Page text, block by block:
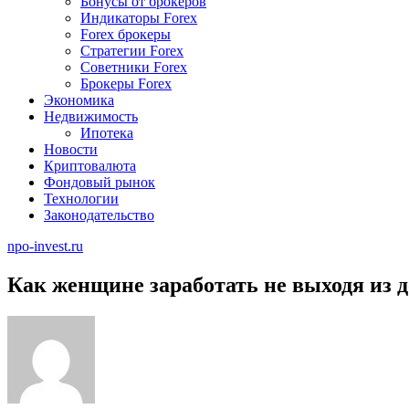
Индикаторы Forex
Forex брокеры
Стратегии Forex
Советники Forex
Брокеры Forex
Экономика
Недвижимость
Ипотека
Новости
Криптовалюта
Фондовый рынок
Технологии
Законодательство
npo-invest.ru
Как женщине заработать не выходя из